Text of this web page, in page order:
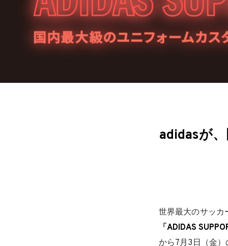
adidasが
世界最大のサッカ
「ADIDAS
から7月3日（金